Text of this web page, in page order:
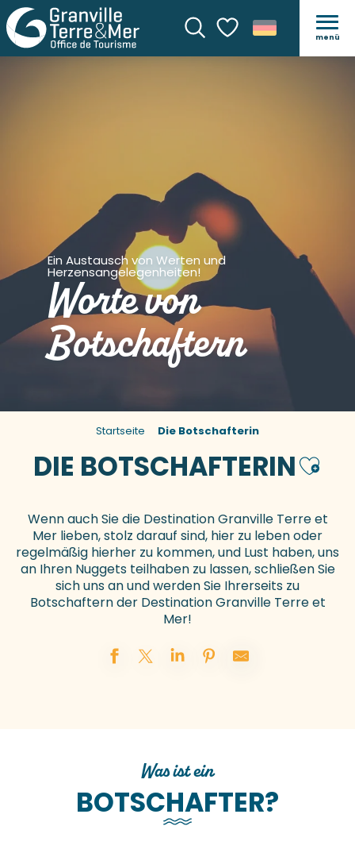
SucheVoir les favoris
menü
Ein Austausch von Werten und
Herzensangelegenheiten!
Worte von
Botschaftern
Startseite Die Botschafterin
DIE BOTSCHAFTERIN
Wenn auch Sie die Destination Granville Terre et
Mer lieben, stolz darauf sind, hier zu leben oder
regelmäßig hierher zu kommen, und Lust haben, uns
an Ihren Nuggets teilhaben zu lassen, schließen Sie
sich uns an und werden Sie Ihrerseits zu
Botschaftern der Destination Granville Terre et
Mer!
Was ist ein
BOTSCHAFTER?